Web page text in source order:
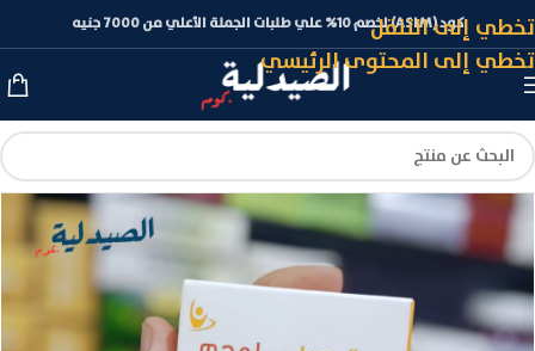
تخطي إلى التنقل
تخطي إلى المحتوى الرئيسي
كود (ASLM) لخصم 10% علي طلبات الجملة الأعلي من 7000 جنيه